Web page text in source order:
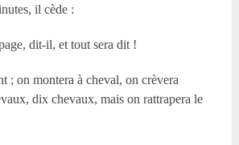
il cède :
dit-il, et tout sera dit !
; on montera à cheval, on crèvera
dix chevaux, mais on rattrapera le